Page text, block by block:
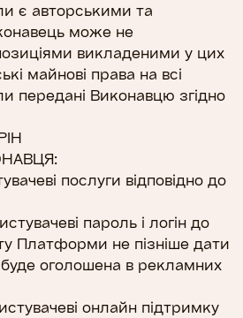
є авторськими та
може не
викладеними у цих
майнові права на всі
передані Виконавцю згідно
послуги відповідно до
пароль і логін до
Платформи не пізніше дати
оголошена в рекламних
онлайн підтримку